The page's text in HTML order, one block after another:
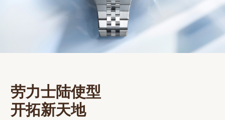
网上商店
香港特别行政区
腕表维修
劳力士陆使型
开拓新天地